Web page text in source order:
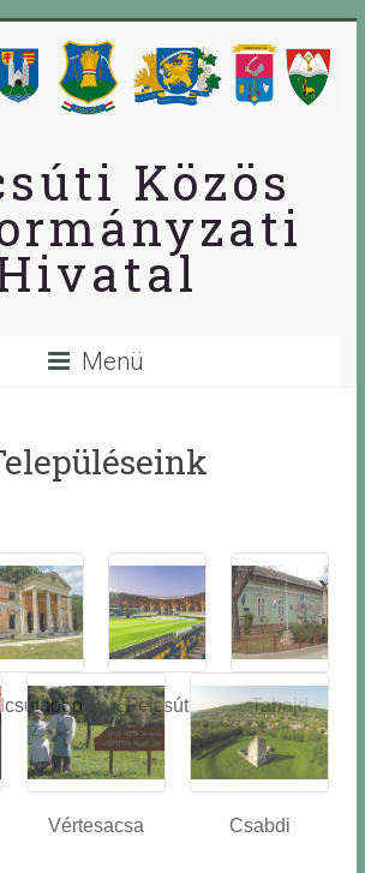
Közös
Menü
z
Felcsút Tabajd
Vértesacsa Csabdi